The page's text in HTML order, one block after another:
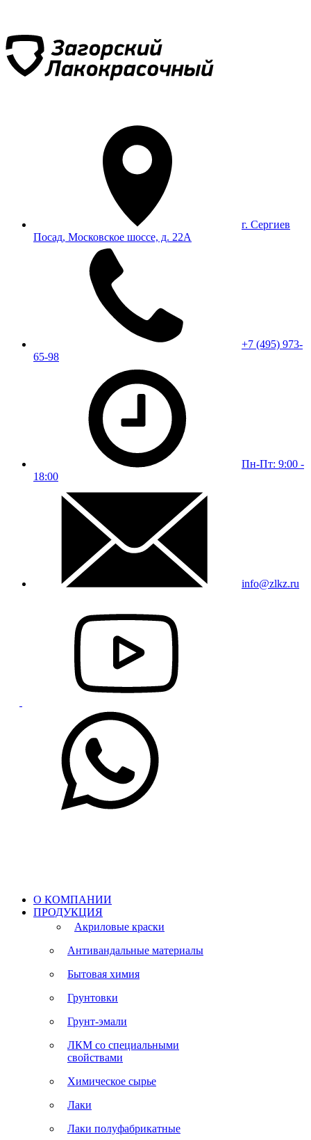
г. Сергиев
Посад, Московское шоссе, д. 22А
+7 (495) 973-
65-98
Пн-Пт: 9:00 -
18:00
info@zlkz.ru
О КОМПАНИИ
ПРОДУКЦИЯ
Акриловые краски
Антивандальные материалы
Бытовая химия
Грунтовки
Грунт-эмали
ЛКМ со специальными
свойствами
Химическое сырье
Лаки
Лаки полуфабрикатные